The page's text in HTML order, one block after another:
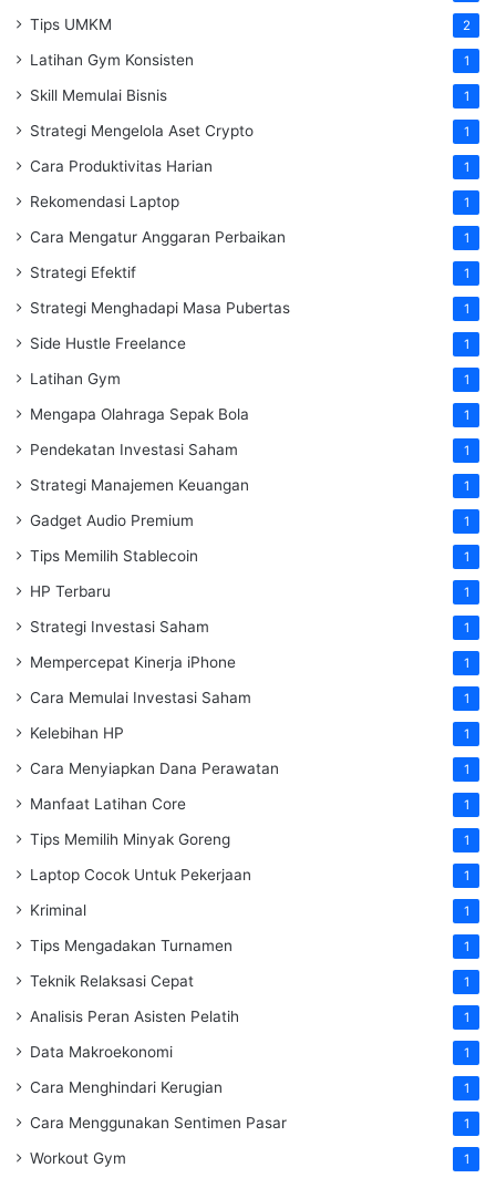
Tips UMKM 2
Latihan Gym Konsisten 1
Skill Memulai Bisnis 1
Strategi Mengelola Aset Crypto 1
Cara Produktivitas Harian 1
Rekomendasi Laptop 1
Cara Mengatur Anggaran Perbaikan 1
Strategi Efektif 1
Strategi Menghadapi Masa Pubertas 1
Side Hustle Freelance 1
Latihan Gym 1
Mengapa Olahraga Sepak Bola 1
Pendekatan Investasi Saham 1
Strategi Manajemen Keuangan 1
Gadget Audio Premium 1
Tips Memilih Stablecoin 1
HP Terbaru 1
Strategi Investasi Saham 1
Mempercepat Kinerja iPhone 1
Cara Memulai Investasi Saham 1
Kelebihan HP 1
Cara Menyiapkan Dana Perawatan 1
Manfaat Latihan Core 1
Tips Memilih Minyak Goreng 1
Laptop Cocok Untuk Pekerjaan 1
Kriminal 1
Tips Mengadakan Turnamen 1
Teknik Relaksasi Cepat 1
Analisis Peran Asisten Pelatih 1
Data Makroekonomi 1
Cara Menghindari Kerugian 1
Cara Menggunakan Sentimen Pasar 1
Workout Gym 1